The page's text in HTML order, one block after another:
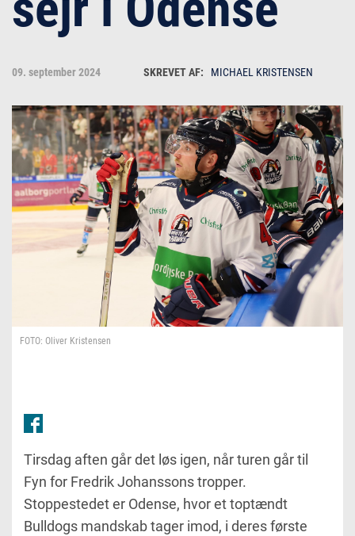
09. september 2024 MICHAEL KRISTENSEN
FOTO: Oliver Kristensen
Tirsdag aften går det løs igen, når turen går til
Fyn for Fredrik Johanssons tropper.
Stoppestedet er Odense, hvor et toptændt
Bulldogs mandskab tager imod, i deres første